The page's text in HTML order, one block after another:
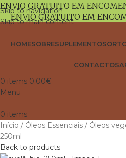
Skip to navigation
Skip to main content
ENVIO GRATUITO EM
ENVIO GRATUITO EM
HOMESOBRESUPLEMENTOS
CONTACTOS
0 items 0.00€
Menu
0 items
Início
Óleos Essenciais Óleos
250ml
Back to products